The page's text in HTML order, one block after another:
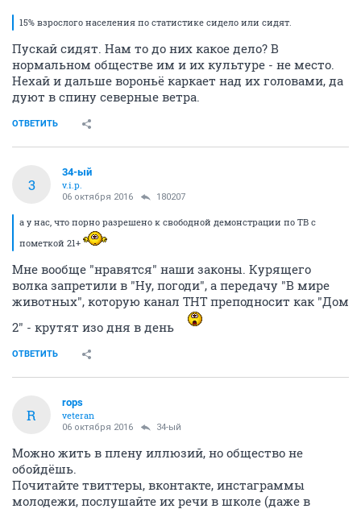
15% взрослого населения по статистике сидело или сидят.
Пускай сидят. Нам то до них какое дело? В
нормальном обществе им и их культуре - не место.
Нехай и дальше вороньё каркает над их головами, да
дуют в спину северные ветра.
ОТВЕТИТЬ
3
34-ый
v.i.p.
06 октября 2016 180207
а у нас, что порно разрешено к свободной демонстрации по ТВ с
пометкой 21+
Мне вообще "нравятся" наши законы. Курящего
волка запретили в "Ну, погоди", а передачу "В мире
животных", которую канал ТНТ преподносит как "Дом
2" - крутят изо дня в день
ОТВЕТИТЬ
R
rops
veteran
06 октября 2016 34-ый
Можно жить в плену иллюзий, но общество не
обойдёшь.
Почитайте твиттеры, вконтакте, инстаграммы
молодежи, послушайте их речи в школе (даже в